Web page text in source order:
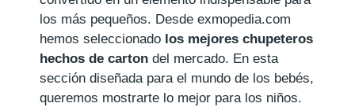
los más pequeños. Desde exmopedia.com
hemos seleccionado los mejores chupeteros
hechos de carton del mercado. En esta
sección diseñada para el mundo de los bebés,
queremos mostrarte lo mejor para los niños.